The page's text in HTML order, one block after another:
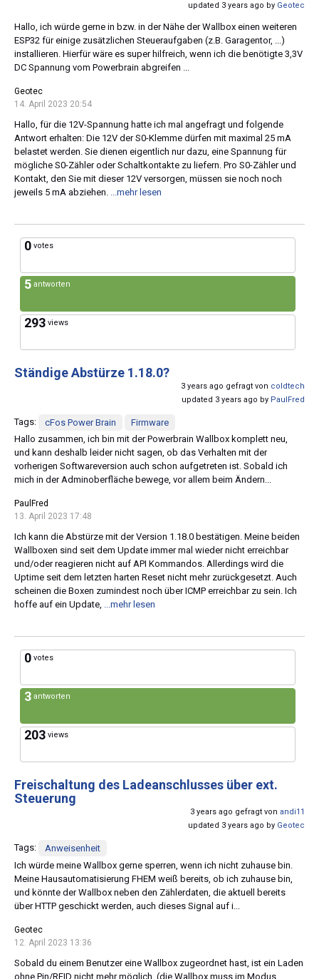
updated 3 years ago by Geotec
Hallo, ich würde gerne in bzw. in der Nähe der Wallbox einen weiteren
ESP32 für einige zusätzlichen Steueraufgaben (z.B. Garagentor, ...)
installieren. Hierfür wäre es super hilfreich, wenn ich die benötigte 3,3V
DC Spannung vom Powerbrain abgreifen ...
Geotec
14. April 2023 20:54
Hallo, für die 12V-Spannung hatte ich mal angefragt und folgende
Antwort erhalten: Die 12V der S0-Klemme dürfen mit maximal 25 mA
belastet werden. Sie dienen eigentlich nur dazu, eine Spannung für
mögliche S0-Zähler oder Schaltkontakte zu liefern. Pro S0-Zähler und
Kontakt, den Sie mit dieser 12V versorgen, müssen sie noch noch
jeweils 5 mA abziehen. ...mehr lesen
0 votes
5 antworten
293 views
Ständige Abstürze 1.18.0?
3 years ago gefragt von coldtech
updated 3 years ago by PaulFred
Tags: cFos Power Brain
Firmware
Hallo zusammen, ich bin mit der Powerbrain Wallbox komplett neu,
und kann deshalb leider nicht sagen, ob das Verhalten mit der
vorherigen Softwareversion auch schon aufgetreten ist. Sobald ich
mich in der Adminoberfläche bewege, vor allem beim Ändern...
PaulFred
13. April 2023 17:48
Ich kann die Abstürze mit der Version 1.18.0 bestätigen. Meine beiden
Wallboxen sind seit dem Update immer mal wieder nicht erreichbar
und/oder reagieren nicht auf API Kommandos. Allerdings wird die
Uptime seit dem letzten harten Reset nicht mehr zurückgesetzt. Auch
scheinen die Boxen zumindest noch über ICMP erreichbar zu sein. Ich
hoffe auf ein Update, ...mehr lesen
0 votes
3 antworten
203 views
Freischaltung des Ladeanschlusses über ext.
Steuerung
3 years ago gefragt von andi11
updated 3 years ago by Geotec
Tags:
Anweisenheit
Ich würde meine Wallbox gerne sperren, wenn ich nicht zuhause bin.
Meine Hausautomatisierung FHEM weiß bereits, ob ich zuhause bin,
und könnte der Wallbox neben den Zählerdaten, die aktuell bereits
über HTTP geschickt werden, auch dieses Signal auf i...
Geotec
12. April 2023 13:36
Sobald du einem Benutzer eine Wallbox zugeordnet hast, ist ein Laden
ohne Pin/RFID nicht mehr möglich. (die Wallbox muss im Modus